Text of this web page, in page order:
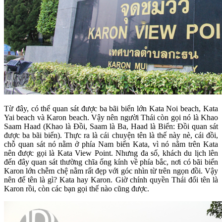
Từ đây, có thể quan sát được ba bãi biển lớn Kata Noi beach, Kata
Yai beach và Karon beach. Vậy nên người Thái còn gọi nó là Khao
Saam Haad (Khao là Đồi, Saam là Ba, Haad là Biển: Đồi quan sát
được ba bãi biển). Thực ra là cái chuyện tên là thế này nè, cái đồi,
chỗ quan sát nó nằm ở phía Nam biển Kata, vì nó nằm trên Kata
nên được gọi là Kata View Point. Nhưng đa số, khách du lịch lên
đến đây quan sát thường chĩa ống kính về phía bắc, nơi có bãi biển
Karon lớn chễm chệ nằm rất đẹp với góc nhìn từ trên ngọn đồi. Vậy
nên để tên là gì? Kata hay Karon. Giờ chính quyền Thái đổi tên là
Karon rồi, còn các bạn gọi thế nào cũng được.